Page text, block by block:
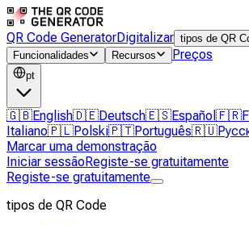
QR Code GeneratorDigitalizar tipos de QR
Funcionalidades
Recursos Preços
pt
🇬🇧English🇩🇪Deutsch🇪🇸Español 🇫🇷
Italiano🇵🇱Polski🇵🇹Português🇷🇺
Marcar uma demonstração
Iniciar sessãoRegiste-se gratuitamente
Registe-se gratuitamente
tipos de QR Code